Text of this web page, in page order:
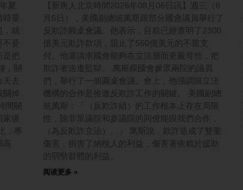
夏
要
就
要
把
關
去
關掉
關
家後
專
【新唐人北京時間2026年08月06日訊】週三（8
月5日），美國副總統萬斯跟部分國會議員舉行了
反欺詐圓桌會議。他表示，目前已經查明了2300
億美元欺詐款項，阻止了560億美元的不當支
付。他還請求國會能夠在立法層面更嚴苛些，把
欺詐者送進監獄。 萬斯跟國會參眾兩院的議員
們，舉行了一個圓桌會議。會上，他强調跟立法
機構的合作是推進反欺詐工作的關鍵。 美國副總
統萬斯：「（反欺詐組）的工作根本上存在局限
性，除非眾議院和參議院的同僚能跟我們合作，
（為反欺詐立法）。」 萬斯說，欺詐造成了雙重
傷害，損害了納稅人的利益，傷害著依賴於援助
的弱勢群體的利益。
阅读更多 »